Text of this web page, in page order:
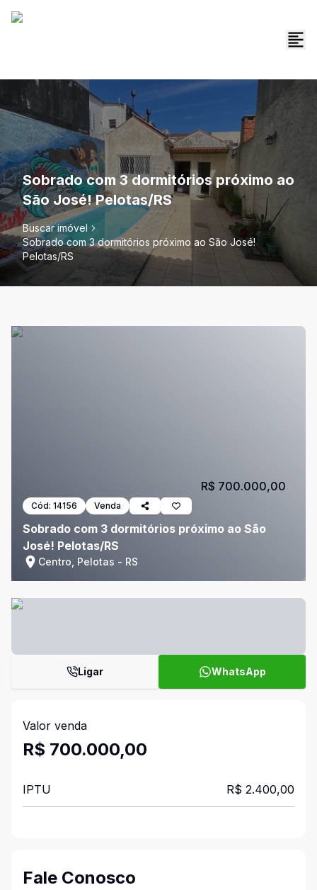
Sobrado com 3 dormitórios próximo ao
São José! Pelotas/RS
Buscar imóvel
Sobrado com 3 dormitórios próximo ao São José!
Pelotas/RS
Cód: 14156 Venda
Sobrado com 3 dormitórios próximo ao São
José! Pelotas/RS
Centro, Pelotas - RS
R$ 700.000,00
Ligar WhatsApp
Valor venda
R$ 700.000,00
IPTU R$ 2.400,00
Fale Conosco